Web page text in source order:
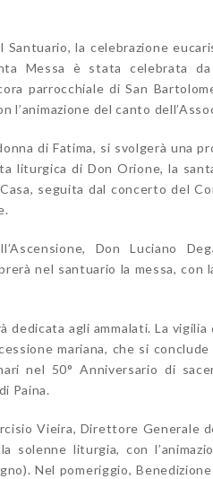
Santuario, la celebrazione
Messa è stata celebrata da
parrocchiale di San
l’animazione del canto
di Fatima, si svolgerà una
liturgica di Don Orione, la
seguita dal concerto del
Don Luciano
nel santuario la messa, con
dedicata agli ammalati. La
mariana, che si
nel 50° Anniversario di
Paina.
Vieira, Direttore Generale
solenne liturgia, con
Nel pomeriggio,